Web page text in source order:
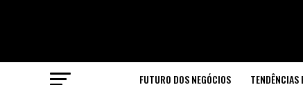
FUTURO DOS NEGÓCIOS TENDÊNCIAS